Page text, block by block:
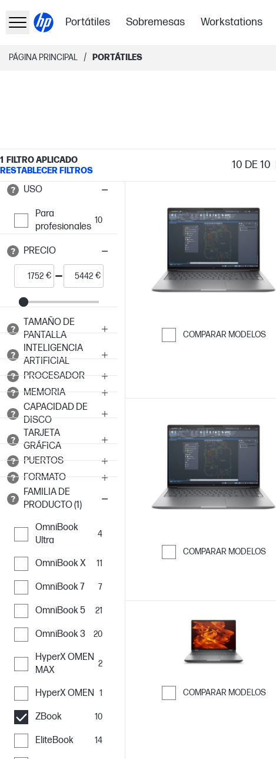
Portátiles Sobremesas Workstations
PÁGINA PRINCIPAL / PORTÁTILES
1
FILTRO APLICADO
RESTABLECER FILTROS
10 DE 10
USO
Para
profesionales
10
PRECIO
€ €
TAMAÑO DE
PANTALLA
INTELIGENCIA
ARTIFICIAL
PROCESADOR
MEMORIA
CAPACIDAD DE
DISCO
TARJETA
GRÁFICA
PUERTOS
FORMATO
FAMILIA DE
PRODUCTO (1)
OmniBook
Ultra
4
OmniBook X 11
OmniBook 7 7
OmniBook 5 21
OmniBook 3 20
HyperX OMEN
MAX
2
HyperX OMEN 1
ZBook 10
EliteBook 14
COMPARAR MODELOS
COMPARAR MODELOS
COMPARAR MODELOS